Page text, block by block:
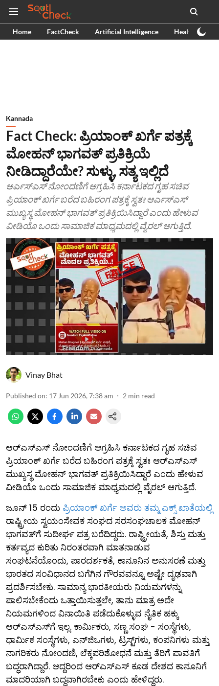
Home FactCheck Artificial Intelligence Health
Kannada
Fact Check: ಪ್ರಿಯಾಂಕ್ ಖರ್ಗೆ ಪತ್ರಕ್ಕೆ
ಮೋಹನ್ ಭಾಗವತ್ ಪ್ರತಿಕ್ರಿಯೆ
ನೀಡಿದ್ದಾರೆಯೇ? ಸುಳ್ಳು, ಸತ್ಯ ಇಲ್ಲಿದೆ
ಆರ್ಎಸ್ಎಸ್ ನೋಂದಣಿಗೆ ಆಗ್ರಹಿಸಿ ಕರ್ನಾಟಕದ ಗೃಹ ಸಚಿವ
ಪ್ರಿಯಾಂಕ್ ಖರ್ಗೆ ಬರೆದ ಬಹಿರಂಗ ಪತ್ರಕ್ಕೆ ಸ್ವತಃ ಆರ್ಎಸ್ಎಸ್
ಮುಖ್ಯಸ್ಥ ಮೋಹನ್ ಭಾಗವತ್ ಪ್ರತಿಕ್ರಿಯಿಸಿದ್ದಾರೆ ಎಂದು ಹೇಳುವ
ವೀಡಿಯೊ ಒಂದು ಸಾಮಾಜಿಕ ಮಾಧ್ಯಮದಲ್ಲಿ ವೈರಲ್ ಆಗುತ್ತಿದೆ.
Vinay Bhat
Published on: 17 Jun 2026, 7:38 am 2 min read
ಆರ್​ಎಸ್​ಎಸ್ ನೋಂದಣಿಗೆ ಆಗ್ರಹಿಸಿ ಕರ್ನಾಟಕದ ಗೃಹ ಸಚಿವ
ಪ್ರಿಯಾಂಕ್ ಖರ್ಗೆ ಬರೆದ ಬಹಿರಂಗ ಪತ್ರಕ್ಕೆ ಸ್ವತಃ ಆರ್​ಎಸ್​ಎಸ್​
ಮುಖ್ಯಸ್ಥ ಮೋಹನ್ ಭಾಗವತ್ ಪ್ರತಿಕ್ರಿಯಿಸಿದ್ದಾರೆ ಎಂದು ಹೇಳುವ
ವೀಡಿಯೊ ಒಂದು ಸಾಮಾಜಿಕ ಮಾಧ್ಯಮದಲ್ಲಿ ವೈರಲ್ ಆಗುತ್ತಿದೆ.
ಜೂನ್ 15 ರಂದು ಪ್ರಿಯಾಂಕ್ ಖರ್ಗೆ ಅವರು ತಮ್ಮ ಎಕ್ಸ್ ಖಾತೆಯಲ್ಲಿ
ರಾಷ್ಟ್ರೀಯ ಸ್ವಯಂಸೇವಕ ಸಂಘದ ಸರಸಂಘಚಾಲಕ ಮೋಹನ್
ಭಾಗವತ್‌ಗೆ ಸುದೀರ್ಘ ಪತ್ರ ಬರೆದಿದ್ದರು. ರಾಷ್ಟ್ರೀಯತೆ, ಶಿಸ್ತು ಮತ್ತು
ಕರ್ತವ್ಯದ ಕುರಿತು ನಿರಂತರವಾಗಿ ಮಾತನಾಡುವ
ಸಂಘಟನೆಯೊಂದು, ಪಾರದರ್ಶಕತೆ, ಕಾನೂನಿನ ಅನುಸರಣೆ ಮತ್ತು
ಭಾರತದ ಸಂವಿಧಾನದ ಬಗೆಗಿನ ಗೌರವವನ್ನೂ ಅಷ್ಟೇ ದೃಢವಾಗಿ
ಪ್ರದರ್ಶಿಸಬೇಕು. ಸಾಮಾನ್ಯ ಭಾರತೀಯರು ನಿಯಮಗಳನ್ನು
ಪಾಲಿಸಬೇಕೆಂದು ಒತ್ತಾಯಿಸುತ್ತಲೇ, ತಾನು ಮಾತ್ರ ಅದೇ
ನಿಯಮಗಳಿಂದ ವಿನಾಯಿತಿ ಪಡೆದುಕೊಳ್ಳುವ ನೈತಿಕ ಹಕ್ಕು
ಆರ್‌ಎಸ್‌ಎಸ್‌ಗೆ ಇಲ್ಲ. ಕಾರ್ಮಿಕರು, ಸಣ್ಣ ಸಂಘ - ಸಂಸ್ಥೆಗಳು,
ಧಾರ್ಮಿಕ ಸಂಸ್ಥೆಗಳು, ಎನ್‌ಜಿಒಗಳು, ಟ್ರಸ್ಟ್‌ಗಳು, ಕಂಪನಿಗಳು ಮತ್ತು
ನಾಗರಿಕರು ನೋಂದಣಿ, ಲೆಕ್ಕಪರಿಶೋಧನೆ ಮತ್ತು ತೆರಿಗೆ ಪಾವತಿಗೆ
ಬದ್ಧರಾಗಿದ್ದಾರೆ. ಆದ್ದರಿಂದ ಆರ್‌ಎಸ್‌ಎಸ್ ಕೂಡ ದೇಶದ ಕಾನೂನಿಗೆ
ಮಾದರಿಯಾಗಿ ಬದ್ಧವಾಗಿರಬೇಕು ಎಂದು ಹೇಳಿದ್ದರು.